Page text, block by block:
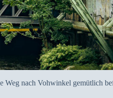
nach Vohwinkel gemütlich